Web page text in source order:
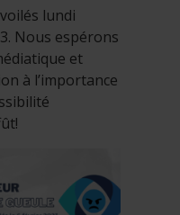
lundi
Nous espérons
et
à l’importance